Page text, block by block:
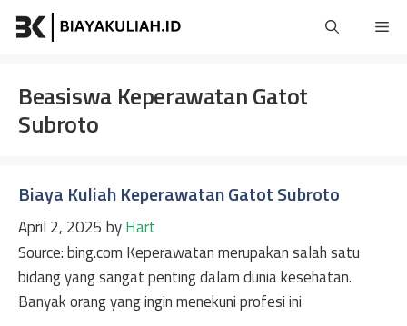
Skip
Beasiswa Keperawatan Gatot
Subroto
Biaya Kuliah Keperawatan Gatot Subroto
April 2, 2025 byHart
Source: bing.com Keperawatan merupakan salah satu
bidang yang sangat penting dalam dunia kesehatan.
Banyak orang yang ingin menekuni profesi ini